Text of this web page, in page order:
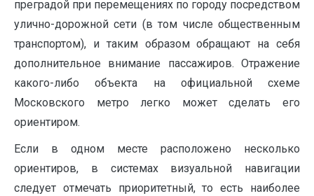
преградой при перемещениях по городу посредством
улично-дорожной сети (в том числе общественным
транспортом), и таким образом обращают на себя
дополнительное внимание пассажиров. Отражение
какого-либо объекта на официальной схеме
Московского метро легко может сделать его
ориентиром.
Если в одном месте расположено несколько
ориентиров, в системах визуальной навигации
следует отмечать приоритетный, то есть наиболее